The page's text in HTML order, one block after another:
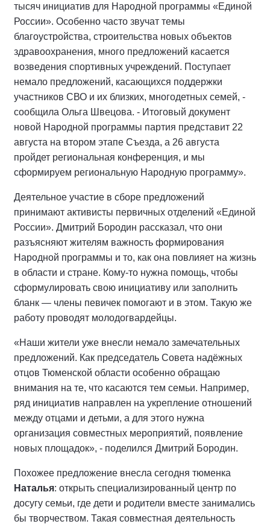
тысяч инициатив для Народной программы «Единой
России». Особенно часто звучат темы
благоустройства, строительства новых объектов
здравоохранения, много предложений касается
возведения спортивных учреждений. Поступает
немало предложений, касающихся поддержки
участников СВО и их близких, многодетных семей, -
сообщила Ольга Швецова. - Итоговый документ
новой Народной программы партия представит 22
августа на втором этапе Съезда, а 26 августа
пройдет региональная конференция, и мы
сформируем региональную Народную программу».
Деятельное участие в сборе предложений
принимают активисты первичных отделений «Единой
России». Дмитрий Бородин рассказал, что они
разъясняют жителям важность формирования
Народной программы и то, как она повлияет на жизнь
в области и стране. Кому-то нужна помощь, чтобы
сформулировать свою инициативу или заполнить
бланк — члены певичек помогают и в этом. Такую же
работу проводят молодогвардейцы.
«Наши жители уже внесли немало замечательных
предложений. Как председатель Совета надёжных
отцов Тюменской области особенно обращаю
внимания на те, что касаются тем семьи. Например,
ряд инициатив направлен на укрепление отношений
между отцами и детьми, а для этого нужна
организация совместных мероприятий, появление
новых площадок», - поделился Дмитрий Бородин.
Похожее предложение внесла сегодня тюменка
Наталья: открыть специализированный центр по
досугу семьи, где дети и родители вместе занимались
бы творчеством. Такая совместная деятельность